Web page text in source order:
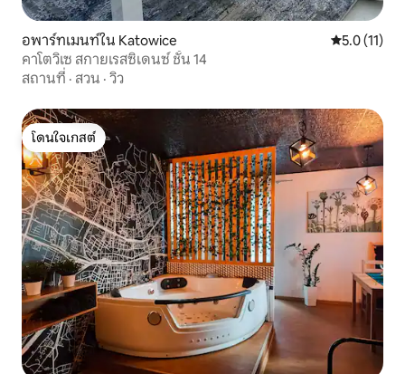
อพาร์ทเมนท์ใน Katowice คะแนนเฉลี่ย
5.0 (11)
คาโตวิเซ สกายเรสซิเดนซ์ ชั้น 14
สถานที่ · สวน · วิว
โดนใจเกสต์
โดนใจเกสต์